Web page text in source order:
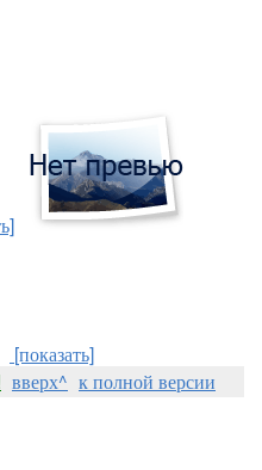
[показать]
вверх^ к полной версии